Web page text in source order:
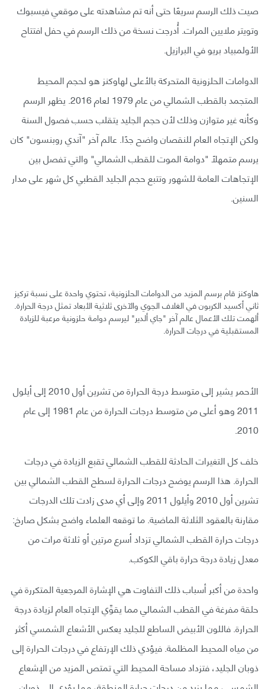
صيت ذلك الرسم سريعًا حتى أنه تم مشاهدته على موقعي فيسبوك
وتويتر ملايين المرات. أُدرجت نسخة من ذلك الرسم في حفل افتتاح
الأولمبياد بريو في البرازيل.
الدوامات الحلزونية المتحركة بالأعلى لهاوكنز هو لحجم المحيط
المتجمد بالقطب الشمالي من عام 1979 لعام 2016. يظهر الرسم
وكأنه غير متوازن وذلك لأن حجم الجليد يتقلب حسب فصول السنة
ولكن الإتجاه العام للنقصان واضح جدًا. عالم آخر "آندي روبنسون" كان
يرسم متمهلًا "دوامة الموت للقطب الشمالي" والتي تفصل بين
الإتجاهات العامة للشهور وتتبع حجم الجليد القطبي كل شهر على مدار
السنين.
هاوكنز قام برسم المزيد من الدوامات الحلزونية، تحتوي واحدة على نسبة تركيز
ثاني أكسيد الكربون في الغلاف الجوي والآخرى ثلاثية الأبعاد تمثل درجة الحرارة.
ألهمت تلك الأعمال عالم آخر "جاي ألدير" ليرسم دوامة حلزونية مرعبة للزيادة
المستقبلية في درجات الحرارة.
الأحمر يشير إلى متوسط درجة الحرارة من تشرين أول 2010 إلى أيلول
2011 وهو أعلى من متوسط درجات الحرارة من عام 1981 إلى عام
2010.
خلف كل التغيرات الحادثة للقطب الشمالي تقبع الزيادة في درجات
الحرارة. هذا الرسم يوضح درجات الحرارة لسطح القطب الشمالي بين
تشرين أول 2010 وأيلول 2011 وإلى أي مدى زادت تلك الدرجات
مقارنة بالعقود الثلاثة الماضية. ما توقعه العلماء واضح بشكل صارخ:
درجات حرارة القطب الشمالي تزداد أسرع مرتين أو ثلاثة مرات من
معدل زيادة درجة حرارة باقي الكوكب.
واحدة من أكبر أسباب ذلك التفاوت هي الإشارة المرجعية المتكررة في
حلقة مفرغة في القطب الشمالي مما يقوِّي الإتجاه العام لزيادة درجة
الحرارة. فاللون الأبيض الساطع للجليد يعكس الأشعاع الشمسي أكثر
من مياه المحيط المظلمة. فيؤدي ذلك الإرتفاع في درجات الحرارة إلى
ذوبان الجليد، فتزداد مساحة المحيط التي تمتص المزيد من الإشعاع